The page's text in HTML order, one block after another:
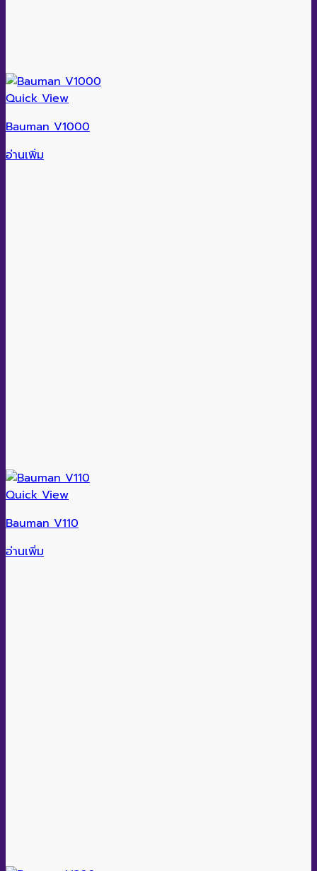
Quick View
Bauman V1000
อ่านเพิ่ม
Quick View
Bauman V110
อ่านเพิ่ม